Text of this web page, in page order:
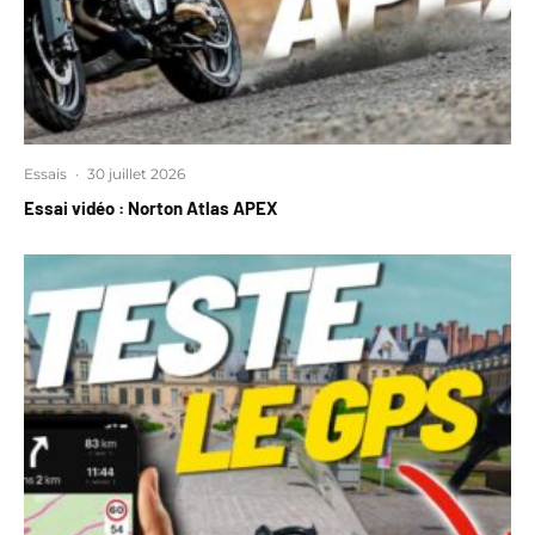
Essais · 30 juillet 2026
Essai vidéo : Norton Atlas APEX